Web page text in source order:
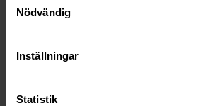
Nödvändig
Inställningar
Statistik
DalNord Holding ABs konkursbo,
försäljningsprocessen. För fullständig
till komplett anbudsunderlag nedan på